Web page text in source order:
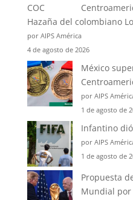
Hazaña del colombiano
por AIPS América
4 de agosto de 2026
México
por AIPS
1 de agosto de
Infantino
por AIPS
1 de agosto de
Propuesta
Mundial por